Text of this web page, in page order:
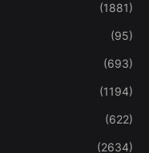
(1881)
(95)
(693)
(1194)
(622)
(2634)